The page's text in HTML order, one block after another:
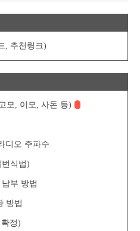
, 추천링크)
모, 이모, 사돈 등)
디오 주파수
식법)
부 방법
방법
정)